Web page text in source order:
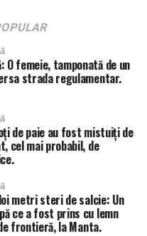
O femeie, tamponată de un
strada regulamentar.
de paie au fost mistuiți de
cel mai probabil, de
metri steri de salcie: Un
ce a fost prins cu lemn
frontieră, la Manta.